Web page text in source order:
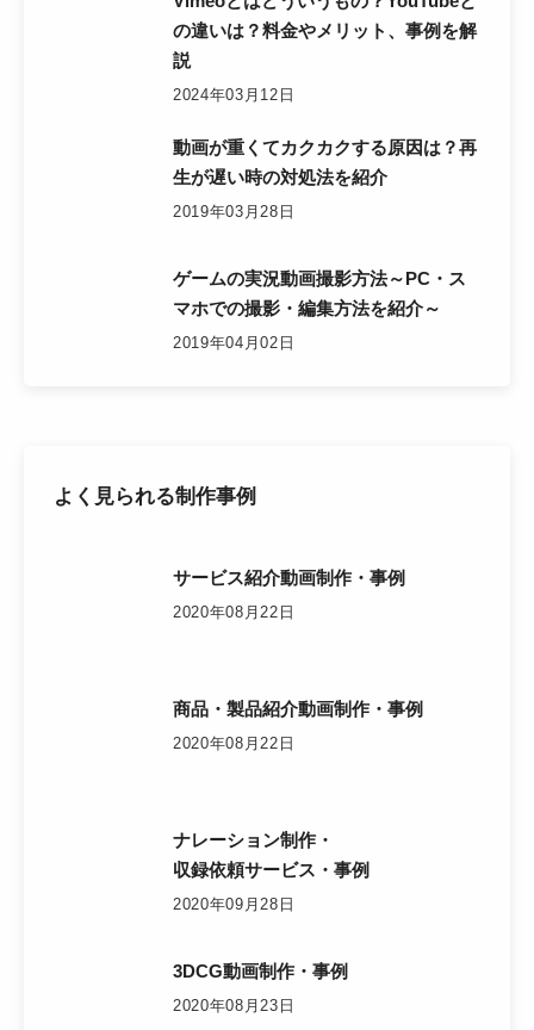
の違いは？料金やメリット、事例を解
説
2024年03月12日
動画が重くてカクカクする原因は？再
生が遅い時の対処法を紹介
2019年03月28日
ゲームの実況動画撮影方法～PC・ス
マホでの撮影・編集方法を紹介～
2019年04月02日
よく見られる制作事例
サービス紹介動画制作・事例
2020年08月22日
商品・製品紹介動画制作・事例
2020年08月22日
ナレーション制作・
収録依頼サービス・事例
2020年09月28日
3DCG動画制作・事例
2020年08月23日